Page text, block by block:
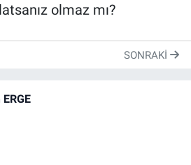
olmaz mı?
SONRAKI